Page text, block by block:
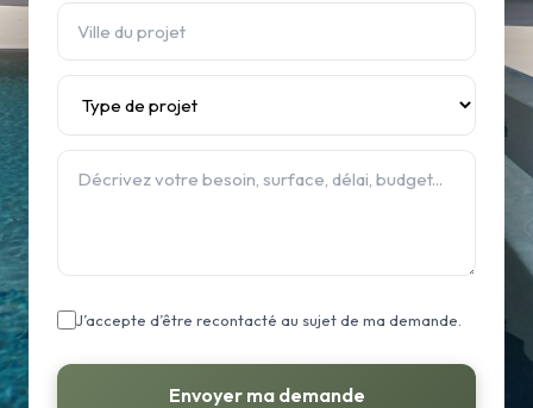
J’accepte d’être recontacté au sujet de ma demande.
Envoyer ma demande